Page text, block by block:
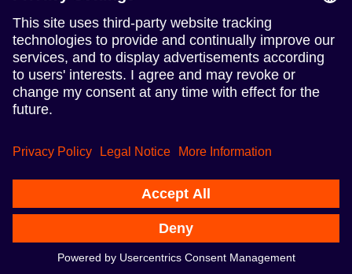
follow us
Follow us on Linkedin
Follow us on Instagram
Privacy Policy Nasze biura
© 2024 TERRITORY Influence